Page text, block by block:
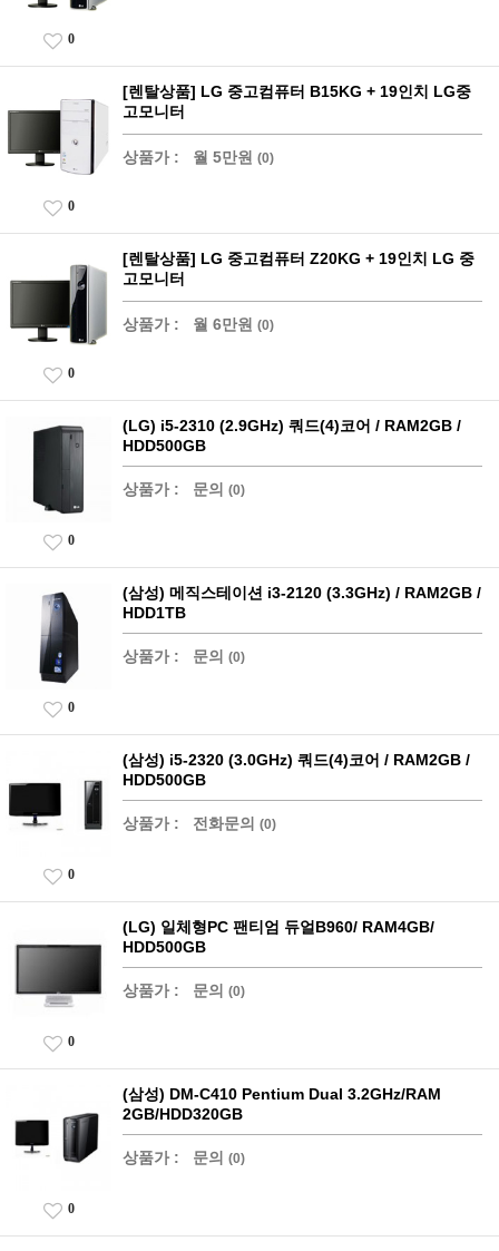
0
[렌탈상품] LG 중고컴퓨터 B15KG + 19인치 LG중
고모니터
상품가 : 월 5만원 (0)
0
[렌탈상품] LG 중고컴퓨터 Z20KG + 19인치 LG 중
고모니터
상품가 : 월 6만원 (0)
0
(LG) i5-2310 (2.9GHz) 쿼드(4)코어 / RAM2GB /
HDD500GB
상품가 : 문의 (0)
0
(삼성) 메직스테이션 i3-2120 (3.3GHz) / RAM2GB /
HDD1TB
상품가 : 문의 (0)
0
(삼성) i5-2320 (3.0GHz) 쿼드(4)코어 / RAM2GB /
HDD500GB
상품가 : 전화문의 (0)
0
(LG) 일체형PC 팬티엄 듀얼B960/ RAM4GB/
HDD500GB
상품가 : 문의 (0)
0
(삼성) DM-C410 Pentium Dual 3.2GHz/RAM
2GB/HDD320GB
상품가 : 문의 (0)
0